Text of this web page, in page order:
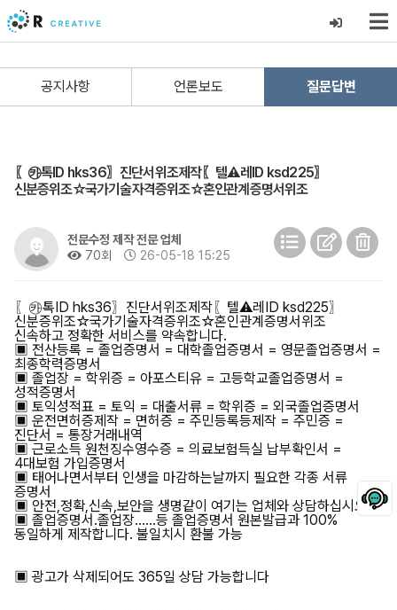
공지사항 언론보도 질문답변
〖㉸톡ID hks36〗진단서위조제작〖텔⚠️레ID ksd225〗
신분증위조☆국가기술자격증위조☆혼인관계증명서위조
전문수정 제작 전문 업체
70회
26-05-18 15:25
〖㉸톡ID hks36〗진단서위조제작〖텔⚠️레ID ksd225〗
신분증위조☆국가기술자격증위조☆혼인관계증명서위조
신속하고 정확한 서비스를 약속합니다.
▣ 전산등록 = 졸업증명서 = 대학졸업증명서 = 영문졸업증명서 =
최종학력증명서
▣ 졸업장 = 학위증 = 아포스티유 = 고등학교졸업증명서 =
성적증명서
▣ 토익성적표 = 토익 = 대출서류 = 학위증 = 외국졸업증명서
▣ 운전면허증제작 = 면허증 = 주민등록등제작 = 주민증 =
진단서 = 통장거래내역
▣ 근로소득 원천징수영수증 = 의료보험득실 납부확인서 =
4대보험 가입증명서
▣ 태어나면서부터 인생을 마감하는날까지 필요한 각종 서류
증명서
▣ 안전,정확,신속,보안을 생명같이 여기는 업체와 상담하십시요.
▣ 졸업증명서.졸업장......등 졸업증명서 원본발급과 100%
동일하게 제작합니다. 불일치시 환불 가능
▣ 광고가 삭제되어도 365일 상담 가능합니다